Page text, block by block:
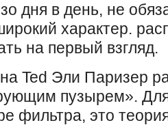
дня в день, не
характер.
на первый взгляд.
Ted Эли Паризер
пузырем». Для
фильтра, это